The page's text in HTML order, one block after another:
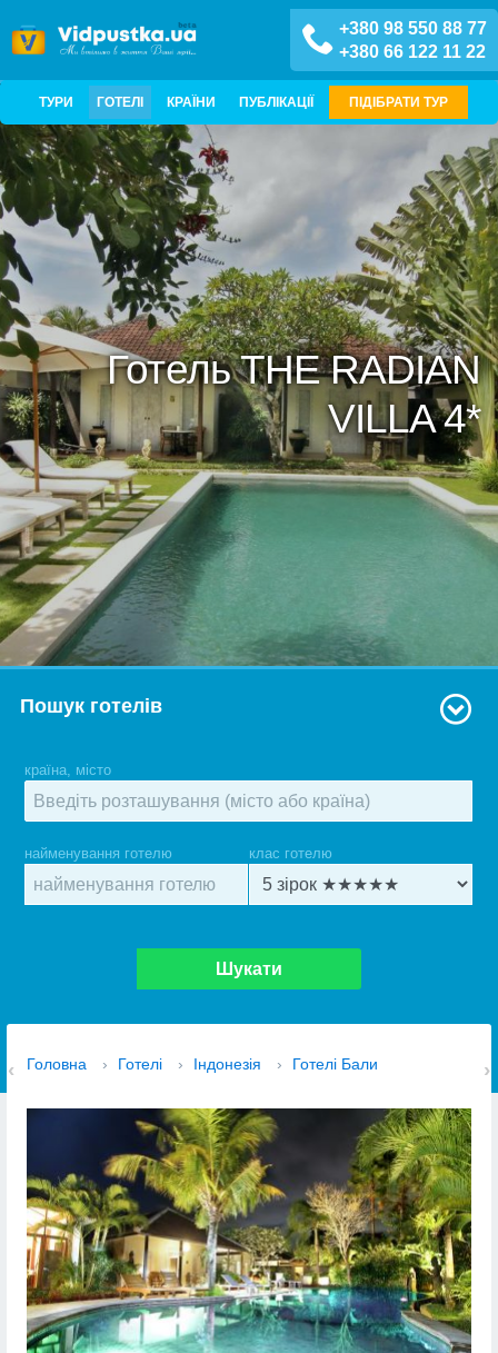
+380 98 550 88 77
+380 66 122 11 22
ТУРИ ГОТЕЛІ КРАЇНИ ПУБЛІКАЦІЇ ПІДІБРАТИ ТУР
Готель THE RADIAN
VILLA 4*
Пошук готелів
країна, місто
найменування готелю клас готелю
Шукати
Головна › Готелі › Індонезія › Готелі Бали